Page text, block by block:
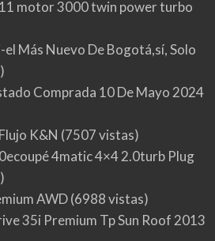
motor 3000 twin power turbo
Más Nuevo De Bogotá,sí, Solo
Comprada 10 De Mayo 2024
K&N (7507 vistas)
4matic 4×4 2.0turb Plug
AWD(6988 vistas)
35i Premium Tp Sun Roof 2013